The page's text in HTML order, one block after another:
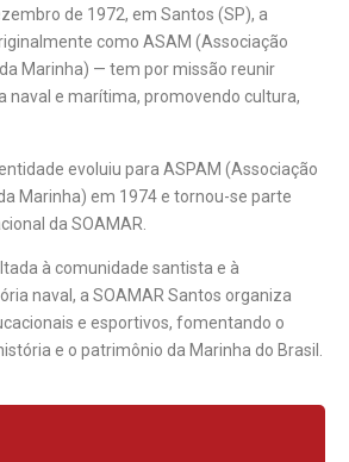
de 1972, em Santos (SP), a
como ASAM (Associação
Marinha) — tem por missão reunir
naval e marítima, promovendo cultura,
evoluiu para ASPAM (Associação
Marinha) em 1974 e tornou-se parte
da SOAMAR.
à comunidade santista e à
naval, a SOAMAR Santos organiza
e esportivos, fomentando o
e o patrimônio da Marinha do Brasil.